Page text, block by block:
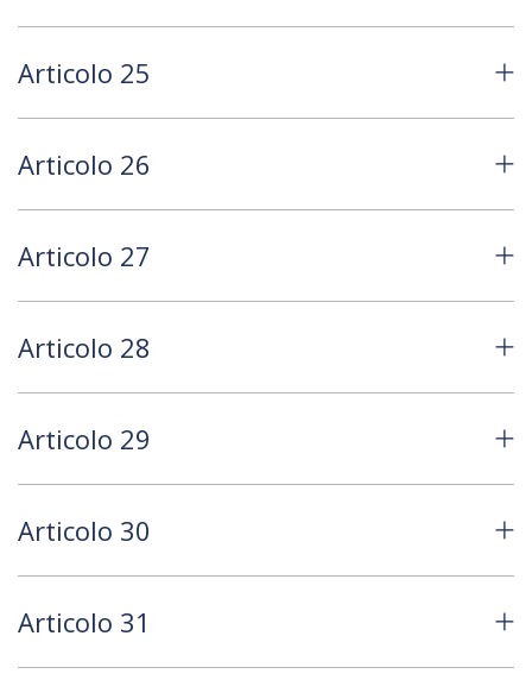
Articolo 25
Articolo 26
Articolo 27
Articolo 28
Articolo 29
Articolo 30
Articolo 31